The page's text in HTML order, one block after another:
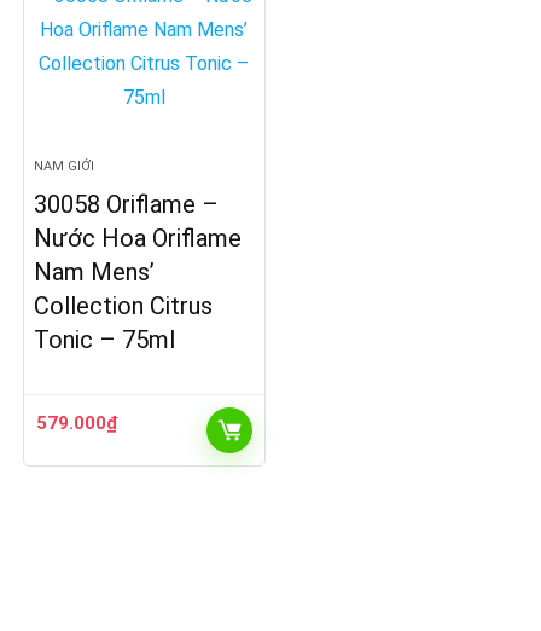
NAM GIỚI
30058 Oriflame –
Nước Hoa Oriflame
Nam Mens’
Collection Citrus
Tonic – 75ml
579.000₫